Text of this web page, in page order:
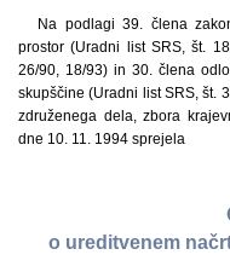
Na podlagi 39. člena
prostor (Uradni list SRS, št.
26/90, 18/93) in 30. člena
skupščine (Uradni list SRS, št.
združenega dela, zbora
dne 10. 11. 1994 sprejela
o ureditvenem